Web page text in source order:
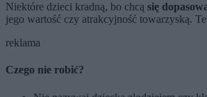
Niektóre dzieci kradną, bo chcą się
jego wartość czy atrakcyjność towarzyską.
reklama
Czego nie robić?